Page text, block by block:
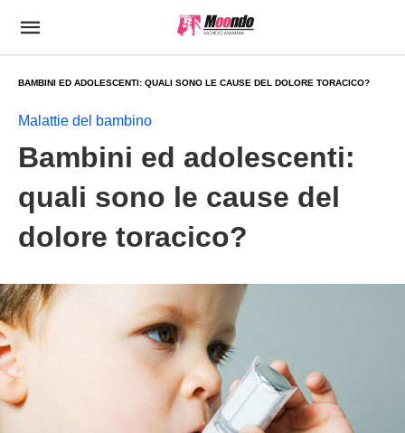
BAMBINI ED ADOLESCENTI: QUALI SONO LE CAUSE DEL DOLORE TORACICO?
Malattie del bambino
Bambini ed adolescenti:
quali sono le cause del
dolore toracico?